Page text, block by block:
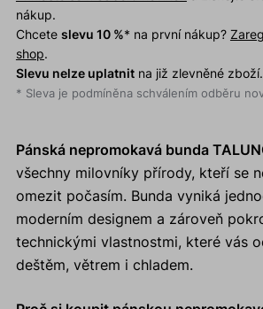
nákup.
Chcete slevu 10 %* na první nákup?
shop.
Slevu nelze uplatnitna již zlevněné zboží.
* Sleva je podmíněna schválením odběru
Pánská nepromokavá bunda
všechny milovníky přírody, kteří se
omezit počasím. Bunda vyniká
moderním designem a zároveň
technickými vlastnostmi, které vás
deštěm, větrem i chladem.